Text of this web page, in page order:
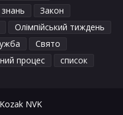
Закон
Олімпійський тиждень
Свято
процес список
NVK